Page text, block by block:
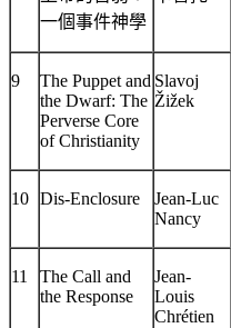
一個事件神學
9
The Puppet and
the Dwarf: The
Perverse Core
of Christianity
Slavoj
Žižek
10 Dis-Enclosure
Jean-Luc
Nancy
11
The Call and
the Response
Jean-
Louis
Chrétien